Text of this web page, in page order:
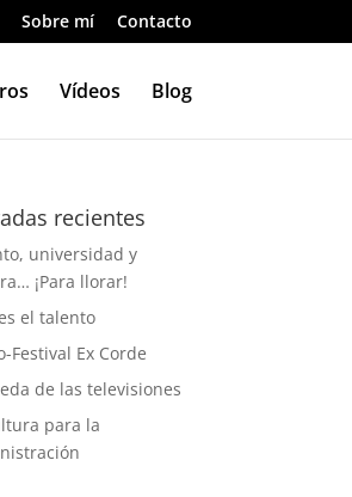
Sobre mí Contacto
Vídeos Blog
recientes
universidad y
¡Para llorar!
el talento
Festival Ex Corde
de las televisiones
para la